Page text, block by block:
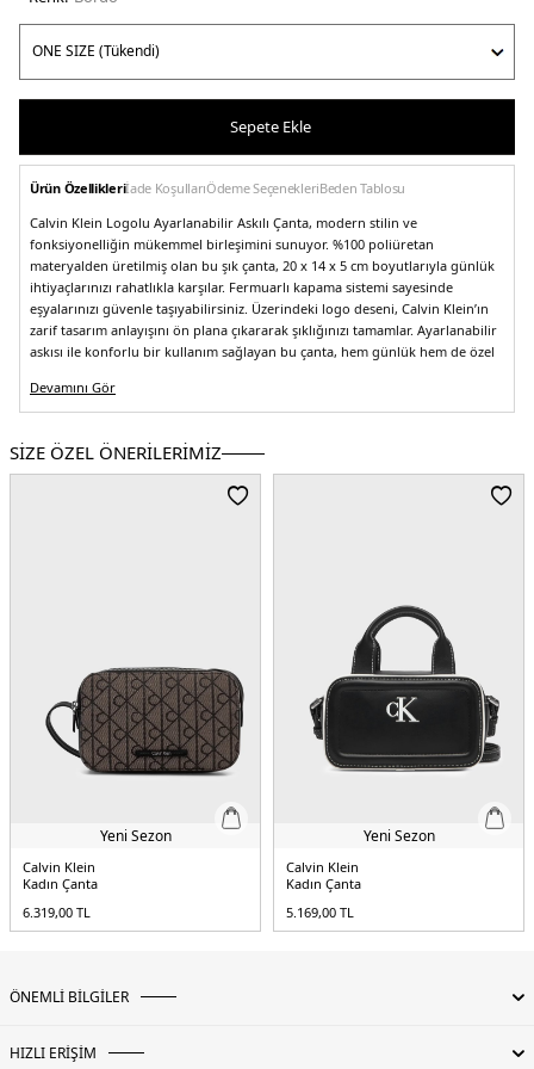
Sepete Ekle
Ürün Özellikleriİade KoşullarıÖdeme SeçenekleriBeden Tablosu
Calvin Klein Logolu Ayarlanabilir Askılı Çanta, modern stilin ve
fonksiyonelliğin mükemmel birleşimini sunuyor. %100 poliüretan
materyalden üretilmiş olan bu şık çanta, 20 x 14 x 5 cm boyutlarıyla günlük
ihtiyaçlarınızı rahatlıkla karşılar. Fermuarlı kapama sistemi sayesinde
eşyalarınızı güvenle taşıyabilirsiniz. Üzerindeki logo deseni, Calvin Klein’ın
zarif tasarım anlayışını ön plana çıkararak şıklığınızı tamamlar. Ayarlanabilir
askısı ile konforlu bir kullanım sağlayan bu çanta, hem günlük hem de özel
ödün vermeden stilinizi yansıtan bu çantayı mutlaka keşfedin!
Model:Çanta
Desen:Logolu
Materyal:% 100 Poliüretan
Devamını Gör
SİZE ÖZEL ÖNERİLERİMİZ
Yeni Sezon
Calvin Klein
Kadın Çanta
6.319,00 TL
Yeni Sezon
Calvin Klein
Kadın Çanta
5.169,00 TL
ÖNEMLİ BİLGİLER
HIZLI ERİŞİM